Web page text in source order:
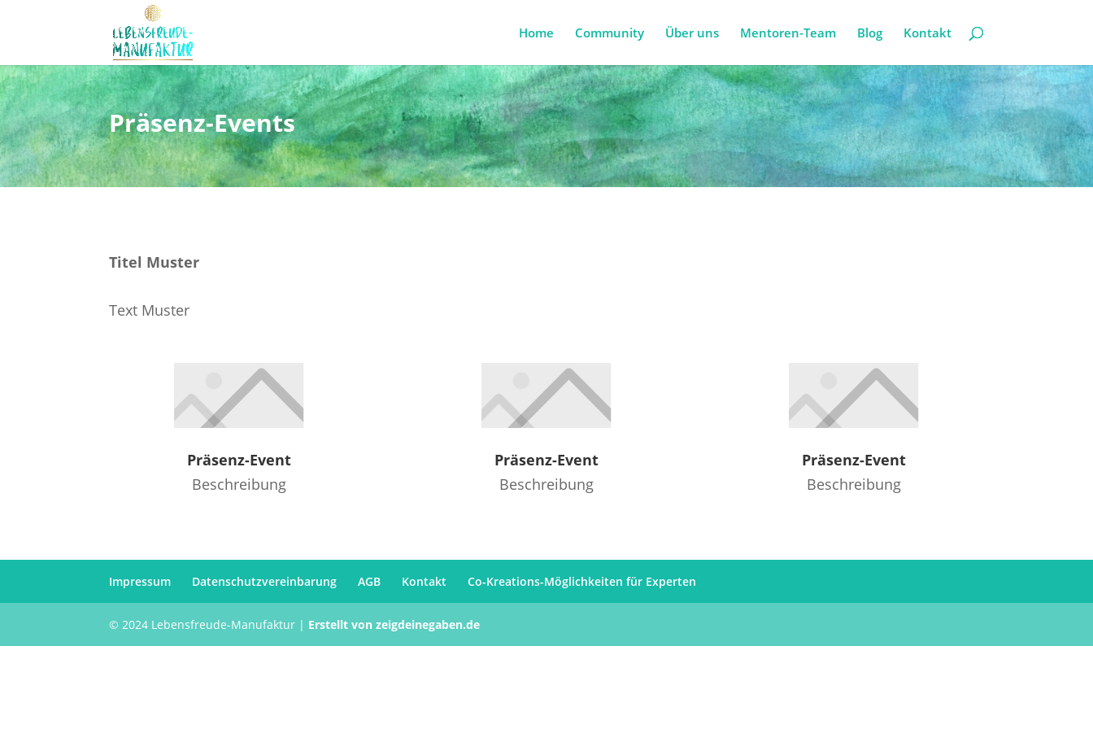
Home Community Über uns Mentoren-Team Blog Kontakt
Präsenz-Events
Titel Muster
Text Muster
Präsenz-Event
Beschreibung
Präsenz-Event
Beschreibung
Präsenz-Event
Beschreibung
Impressum Datenschutzvereinbarung AGB Kontakt Co-Kreations-Möglichkeiten für Experten
© 2024 Lebensfreude-Manufaktur | Erstellt von zeigdeinegaben.de